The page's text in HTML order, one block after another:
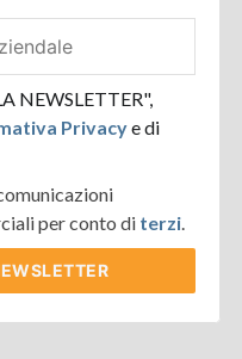
NEWSLETTER",
Privacye di
per conto di terzi.